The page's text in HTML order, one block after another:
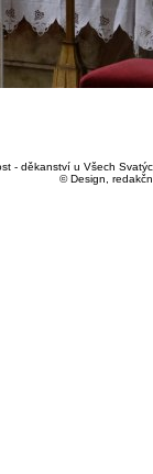
- děkanství u Všech
© Design,